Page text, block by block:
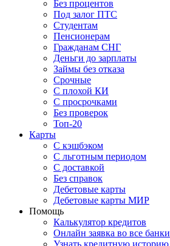
Без процентов
Под залог ПТС
Студентам
Пенсионерам
Гражданам СНГ
Деньги до зарплаты
Займы без отказа
Срочные
С плохой КИ
С просрочками
Без проверок
Топ-20
Карты
С кэшбэком
С льготным периодом
С доставкой
Без справок
Дебетовые карты
Дебетовые карты МИР
Помощь
Калькулятор кредитов
Онлайн заявка во все банки
Узнать кредитную историю